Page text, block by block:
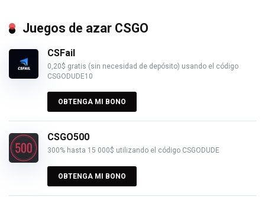
Juegos de azar CSGO
CSFail
0,20$ gratis (sin necesidad de depósito) usando el código
CSGODUDE10
OBTENGA MI BONO
CSGO500
300% hasta 15 000$ utilizando el código CSGODUDE
OBTENGA MI BONO